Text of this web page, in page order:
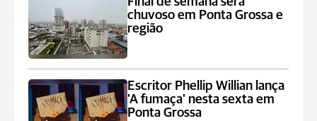
chuvoso em Ponta Grossa e
região
Escritor Phellip Willian lança
'A fumaça' nesta sexta em
Ponta Grossa